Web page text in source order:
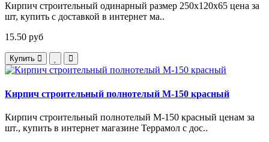
Кирпич строительный одинарный размер 250х120х65 цена за
шт, купить с доставкой в интернет ма..
15.50 руб
Купить
Кирпич строительный полнотелый М-150 красный
Кирпич строительный полнотелый М-150 красный ценам за
шт., купить в интернет магазине Террамол с дос..